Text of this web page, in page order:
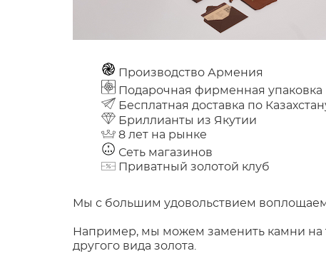
Производство Армения
Подарочная фирменная упаковка
Бесплатная доставка по
Бриллианты из Якутии
8 лет на рынке
Сеть магазинов
Приватный золотой клуб
Мы с большим удовольствием
Например, мы можем заменить камни на
другого вида золота.